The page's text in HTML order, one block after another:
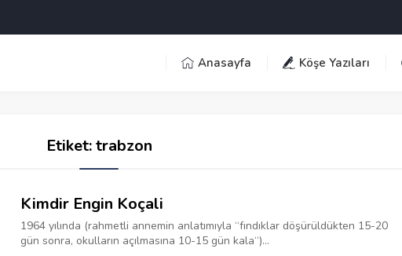
Anasayfa Köşe Yazıları
Etiket:trabzon
Kimdir Engin Koçali
1964 yılında (rahmetli annemin anlatımıyla “fındıklar döşürüldükten 15-20
gün sonra, okulların açılmasına 10-15 gün kala“)...